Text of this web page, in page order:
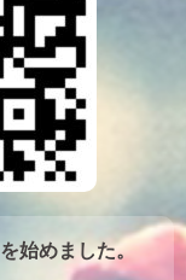
を始めました。